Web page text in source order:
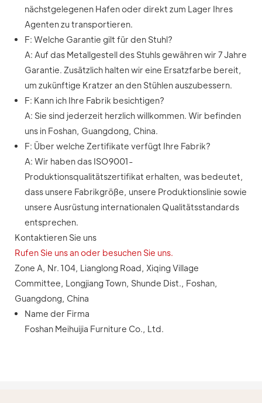
nächstgelegenen Hafen oder direkt zum Lager Ihres
Agenten zu transportieren.
F: Welche Garantie gilt für den Stuhl?
A: Auf das Metallgestell des Stuhls gewähren wir 7 Jahre
Garantie. Zusätzlich halten wir eine Ersatzfarbe bereit,
um zukünftige Kratzer an den Stühlen auszubessern.
F: Kann ich Ihre Fabrik besichtigen?
A: Sie sind jederzeit herzlich willkommen. Wir befinden
uns in Foshan, Guangdong, China.
F: Über welche Zertifikate verfügt Ihre Fabrik?
A: Wir haben das ISO9001-
Produktionsqualitätszertifikat erhalten, was bedeutet,
dass unsere Fabrikgröße, unsere Produktionslinie sowie
unsere Ausrüstung internationalen Qualitätsstandards
entsprechen.
Kontaktieren Sie uns
Rufen Sie uns an oder besuchen Sie uns.
Zone A, Nr. 104, Lianglong Road, Xiqing Village
Committee, Longjiang Town, Shunde Dist., Foshan,
Guangdong, China
Name der Firma
Foshan Meihuijia Furniture Co., Ltd.